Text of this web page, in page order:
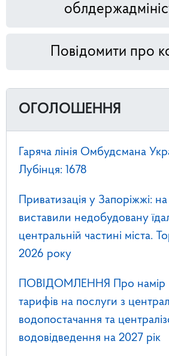
Повідомити про
ОГОЛОШЕННЯ
Гаряча лінія Омбудсмана
Лубінця: 1678
Приватизація у Запоріжжі:
виставили недобудовану
центральній частині міста.
2026 року
ПОВІДОМЛЕННЯ Про намір
тарифів на послуги з
водопостачання та
водовідведення на 2027 рік